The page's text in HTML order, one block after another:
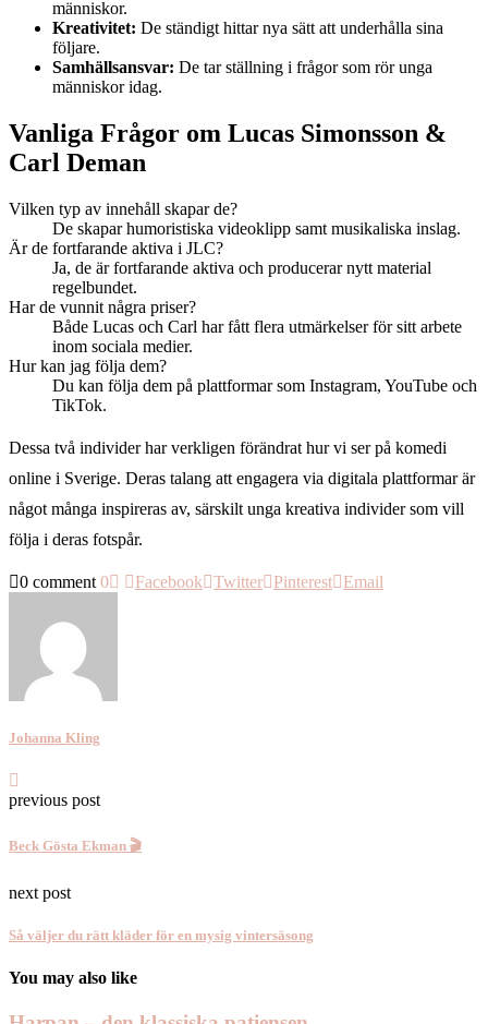
människor.
Kreativitet: De ständigt hittar nya sätt att underhålla sina
följare.
Samhällsansvar: De tar ställning i frågor som rör unga
människor idag.
Vanliga Frågor om Lucas Simonsson &
Carl Deman
Vilken typ av innehåll skapar de?
De skapar humoristiska videoklipp samt musikaliska inslag.
Är de fortfarande aktiva i JLC?
Ja, de är fortfarande aktiva och producerar nytt material
regelbundet.
Har de vunnit några priser?
Både Lucas och Carl har fått flera utmärkelser för sitt arbete
inom sociala medier.
Hur kan jag följa dem?
Du kan följa dem på plattformar som Instagram, YouTube och
TikTok.
Dessa två individer har verkligen förändrat hur vi ser på komedi
online i Sverige. Deras talang att engagera via digitala plattformar är
något många inspireras av, särskilt unga kreativa individer som vill
följa i deras fotspår.
0 comment 0 Facebook Twitter Pinterest Email
Johanna Kling
previous post
Beck Gösta Ekman 🎬
next post
Så väljer du rätt kläder för en mysig vintersäsong
You may also like